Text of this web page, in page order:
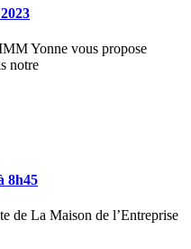
Yonne vous propose
notre
8h45
de La Maison de l’Entreprise